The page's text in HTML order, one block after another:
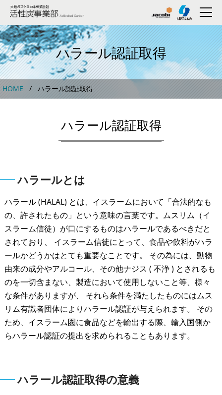
ハラール認証取得
HOME ハラール認証取得
ハラール認証取得
ハラールとは
ハラール (HALAL) とは、イスラームにおいて「合法的なも
の、許されたもの」という意味の言葉です。ムスリム（イ
スラーム信徒）が口にするものはハラールであるべきだと
されており、 イスラーム信徒にとって、食品や飲料がハラ
ールかどうかはとても重要なことです。 その為には、動物
由来の成分やアルコール、その他ナジス ( 不浄 ) とされるも
のを一切含まない、製造において使用しないこと等、様々
な条件がありますが、 それら条件を満たしたものにはムス
リム有識者団体によりハラール認証が与えられます。 その
ため、イスラーム圏に食品などを輸出する際、輸入国側か
らハラール認証の提出を求められることもあります。
ハラール認証取得の意義